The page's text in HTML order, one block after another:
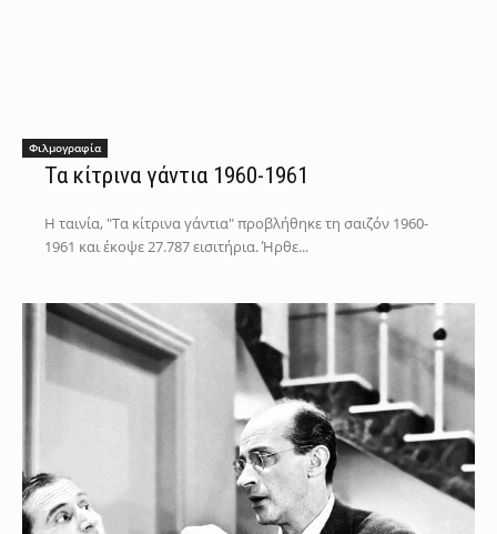
Φιλμογραφία
Τα κίτρινα γάντια 1960-1961
Η ταινία, "Τα κίτρινα γάντια" προβλήθηκε τη σαιζόν 1960-
1961 και έκοψε 27.787 εισιτήρια. Ήρθε...